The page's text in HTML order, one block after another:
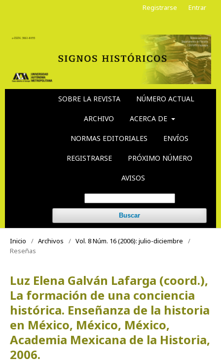
SOBRE LA REVISTA NÚMERO ACTUAL
ARCHIVO ACERCA DE
NORMAS EDITORIALES ENVÍOS
REGISTRARSE PRÓXIMO NÚMERO
AVISOS
Buscar
Registrarse Entrar
Inicio / Archivos / Vol. 8 Núm. 16 (2006): julio-diciembre
/
Reseñas
Luz Elena Galván Lafarga (coord.),
La formación de una conciencia
histórica. Enseñanza de la historia
en México, México, México,
Academia Mexicana de la Historia,
2006.